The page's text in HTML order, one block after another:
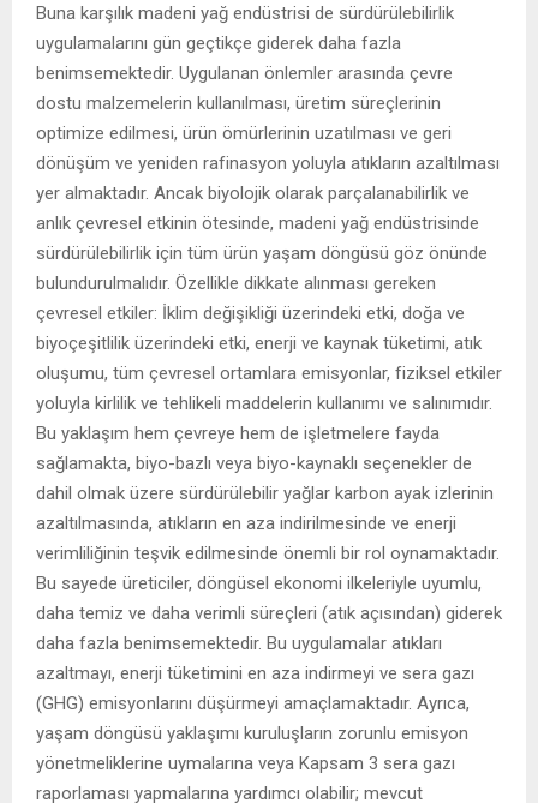
Buna karşılık madeni yağ endüstrisi de sürdürülebilirlik
uygulamalarını gün geçtikçe giderek daha fazla
benimsemektedir. Uygulanan önlemler arasında çevre
dostu malzemelerin kullanılması, üretim süreçlerinin
optimize edilmesi, ürün ömürlerinin uzatılması ve geri
dönüşüm ve yeniden rafinasyon yoluyla atıkların azaltılması
yer almaktadır. Ancak biyolojik olarak parçalanabilirlik ve
anlık çevresel etkinin ötesinde, madeni yağ endüstrisinde
sürdürülebilirlik için tüm ürün yaşam döngüsü göz önünde
bulundurulmalıdır. Özellikle dikkate alınması gereken
çevresel etkiler: İklim değişikliği üzerindeki etki, doğa ve
biyoçeşitlilik üzerindeki etki, enerji ve kaynak tüketimi, atık
oluşumu, tüm çevresel ortamlara emisyonlar, fiziksel etkiler
yoluyla kirlilik ve tehlikeli maddelerin kullanımı ve salınımıdır.
Bu yaklaşım hem çevreye hem de işletmelere fayda
sağlamakta, biyo-bazlı veya biyo-kaynaklı seçenekler de
dahil olmak üzere sürdürülebilir yağlar karbon ayak izlerinin
azaltılmasında, atıkların en aza indirilmesinde ve enerji
verimliliğinin teşvik edilmesinde önemli bir rol oynamaktadır.
Bu sayede üreticiler, döngüsel ekonomi ilkeleriyle uyumlu,
daha temiz ve daha verimli süreçleri (atık açısından) giderek
daha fazla benimsemektedir. Bu uygulamalar atıkları
azaltmayı, enerji tüketimini en aza indirmeyi ve sera gazı
(GHG) emisyonlarını düşürmeyi amaçlamaktadır. Ayrıca,
yaşam döngüsü yaklaşımı kuruluşların zorunlu emisyon
yönetmeliklerine uymalarına veya Kapsam 3 sera gazı
raporlaması yapmalarına yardımcı olabilir; mevcut